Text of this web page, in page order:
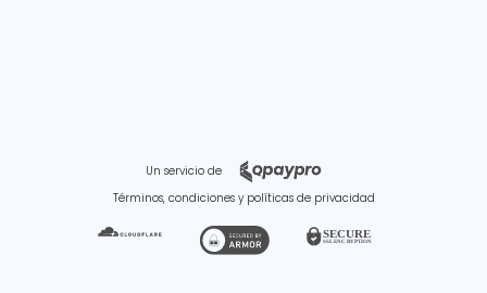
Un servicio de
Términos, condiciones y políticas de privacidad